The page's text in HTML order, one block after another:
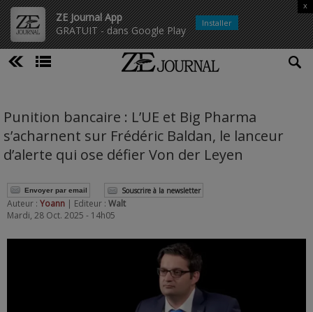
ZE Journal App
GRATUIT - dans Google Play
x
Installer
Punition bancaire : L’UE et Big Pharma
s’acharnent sur Frédéric Baldan, le lanceur
d’alerte qui ose défier Von der Leyen
Envoyer par email Souscrire à la newsletter
Auteur : Yoann | Editeur : Walt
Mardi, 28 Oct. 2025 - 14h05